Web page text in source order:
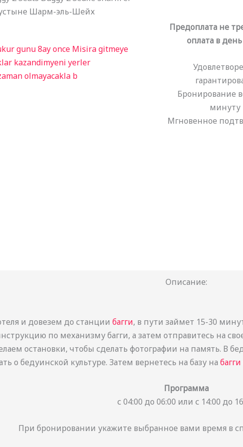
Предоплата не
оплата в
Бронирование
минуту
Мгновенное
Описание:
и довезем до станции багги, в пути займет 15-30
по механизму багги, а затем отправитесь на
остановки, чтобы сделать фотографии на память. В
о бедуинской культуре. Затем вернетесь на базу на багги
Программа
с 04:00 до 06:00 или с 14:00 до
При бронировании укажите выбранное вами время в